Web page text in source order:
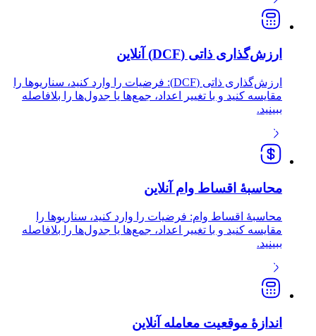
ارزش‌گذاری ذاتی (DCF) آنلاین
ارزش‌گذاری ذاتی (DCF): فرضیات را وارد کنید، سناریوها را
مقایسه کنید و با تغییر اعداد، جمع‌ها یا جدول‌ها را بلافاصله
ببینید.
محاسبهٔ اقساط وام آنلاین
محاسبهٔ اقساط وام: فرضیات را وارد کنید، سناریوها را
مقایسه کنید و با تغییر اعداد، جمع‌ها یا جدول‌ها را بلافاصله
ببینید.
اندازهٔ موقعیت معامله آنلاین